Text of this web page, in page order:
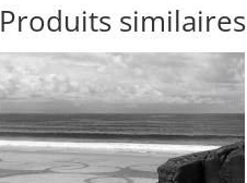
Produits similaires